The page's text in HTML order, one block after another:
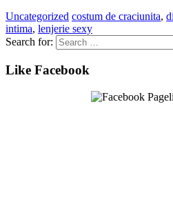
Uncategorized costum de craciunita,
intima, lenjerie sexy
Search for:
Like Facebook